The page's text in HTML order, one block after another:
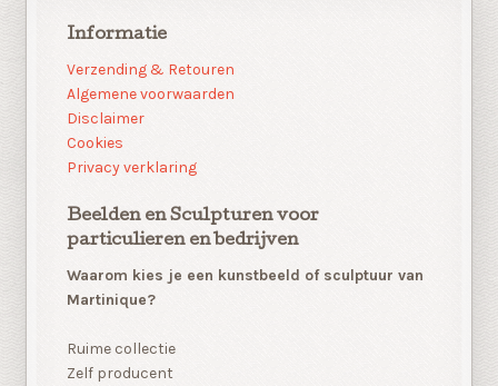
Informatie
Verzending & Retouren
Algemene voorwaarden
Disclaimer
Cookies
Privacy verklaring
Beelden en Sculpturen voor
particulieren en bedrijven
Waarom kies je een kunstbeeld of sculptuur van
Martinique?
Ruime collectie
Zelf producent